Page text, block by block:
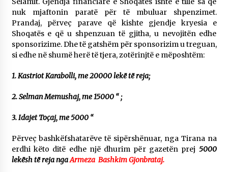
22/09/2025
– ËNGJËLL HASIMAJ – “KUJTIMET E MIA PËR
KALLARATIN SI MËSUES I MATEMATIKËS, POR
EDHE SI NJË BANOR I PËRKOHSHËM I TIJ”
12/09/2025
Gazeta Kallarati nr. 114
nuk mjaftonin paratë për të mbuluar shpenzimet.
Prandaj, përveç parave që kishte gjendje kryesia e
Shoqatës e që u shpenzuan të gjitha, u nevojitën edhe
sponsorizime. Dhe të gatshëm për sponsorizim u treguan,
si edhe në shumë herë të tjera, zotërinjtë e mëposhtëm:
1. Kastriot Karabolli, me 20000 lekë të reja;
2. Selman Memushaj, me 15000 “ ;
3. Idajet Toçaj, me 5000 “
Përveç bashkëfshatarëve të sipërshënuar, nga Tirana na
erdhi këto ditë edhe një dhurim për gazetën prej 5000
lekësh të reja ngaArmeza Bashkim Gjonbrataj.